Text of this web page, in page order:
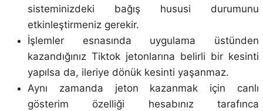
sisteminizdeki bağış hususi durumunu
etkinleştirmeniz gerekir.
İşlemler esnasında uygulama üstünden
kazandığınız Tiktok jetonlarına belirli bir kesinti
yapılsa da, ileriye dönük kesinti yaşanmaz.
Aynı zamanda jeton kazanmak için canlı
gösterim özelliği hesabınız tarafınca